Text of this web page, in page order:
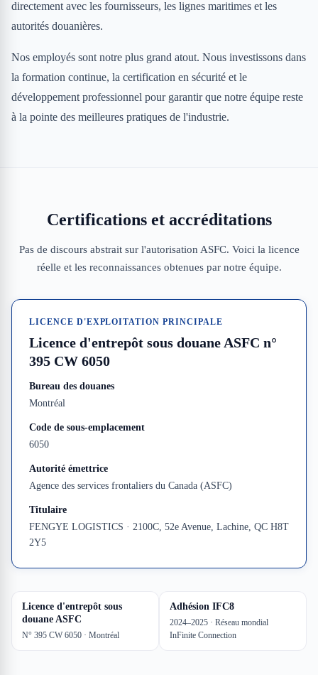
directement avec les fournisseurs, les lignes maritimes et les
autorités douanières.
Nos employés sont notre plus grand atout. Nous investissons dans
la formation continue, la certification en sécurité et le
développement professionnel pour garantir que notre équipe reste
à la pointe des meilleures pratiques de l'industrie.
Certifications et accréditations
Pas de discours abstrait sur l'autorisation ASFC. Voici la licence
réelle et les reconnaissances obtenues par notre équipe.
LICENCE D'EXPLOITATION PRINCIPALE
Licence d'entrepôt sous douane ASFC n°
395 CW 6050
Bureau des douanes
Montréal
Code de sous-emplacement
6050
Autorité émettrice
Agence des services frontaliers du Canada (ASFC)
Titulaire
FENGYE LOGISTICS · 2100C, 52e Avenue, Lachine, QC H8T
2Y5
Licence d'entrepôt sous
douane ASFC
N° 395 CW 6050 · Montréal
Adhésion IFC8
2024–2025 · Réseau mondial
InFinite Connection